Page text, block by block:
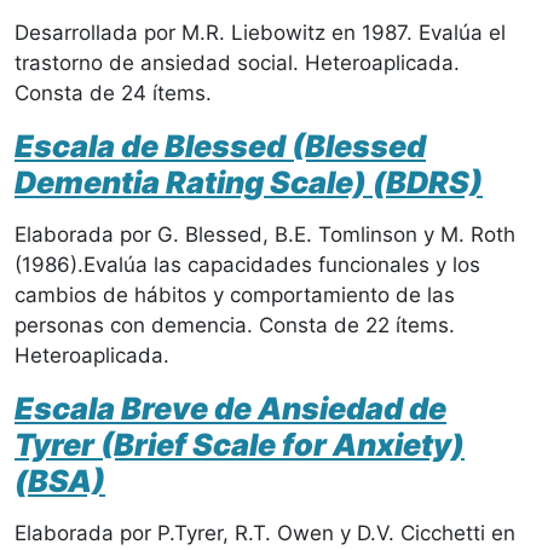
Desarrollada por M.R. Liebowitz en 1987. Evalúa el
trastorno de ansiedad social. Heteroaplicada.
Consta de 24 ítems.
Escala de Blessed (Blessed
Dementia Rating Scale) (BDRS)
Elaborada por G. Blessed, B.E. Tomlinson y M. Roth
(1986).Evalúa las capacidades funcionales y los
cambios de hábitos y comportamiento de las
personas con demencia. Consta de 22 ítems.
Heteroaplicada.
Escala Breve de Ansiedad de
Tyrer (Brief Scale for Anxiety)
(BSA)
Elaborada por P.Tyrer, R.T. Owen y D.V. Cicchetti en